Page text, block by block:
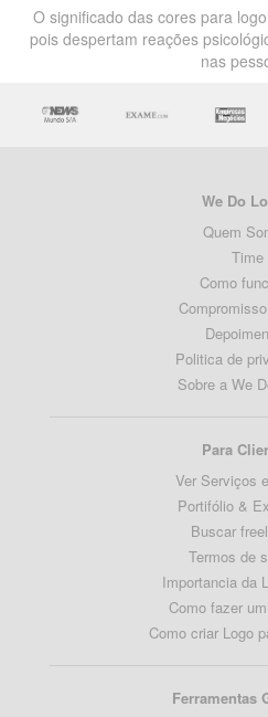
O significado das cores para
pois despertam reações
nas
We Do
Quem
Time
Como
Politica de
Sobre a We
Para
Ver Serviços
Portifólio &
Buscar
Termos de
Importancia da
Como fazer
Como criar Logo
Ferramentas